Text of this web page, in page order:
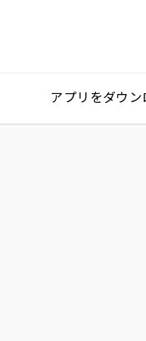
アプリをダウン